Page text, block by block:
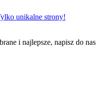
unikalne strony!
i najlepsze, napisz do nas